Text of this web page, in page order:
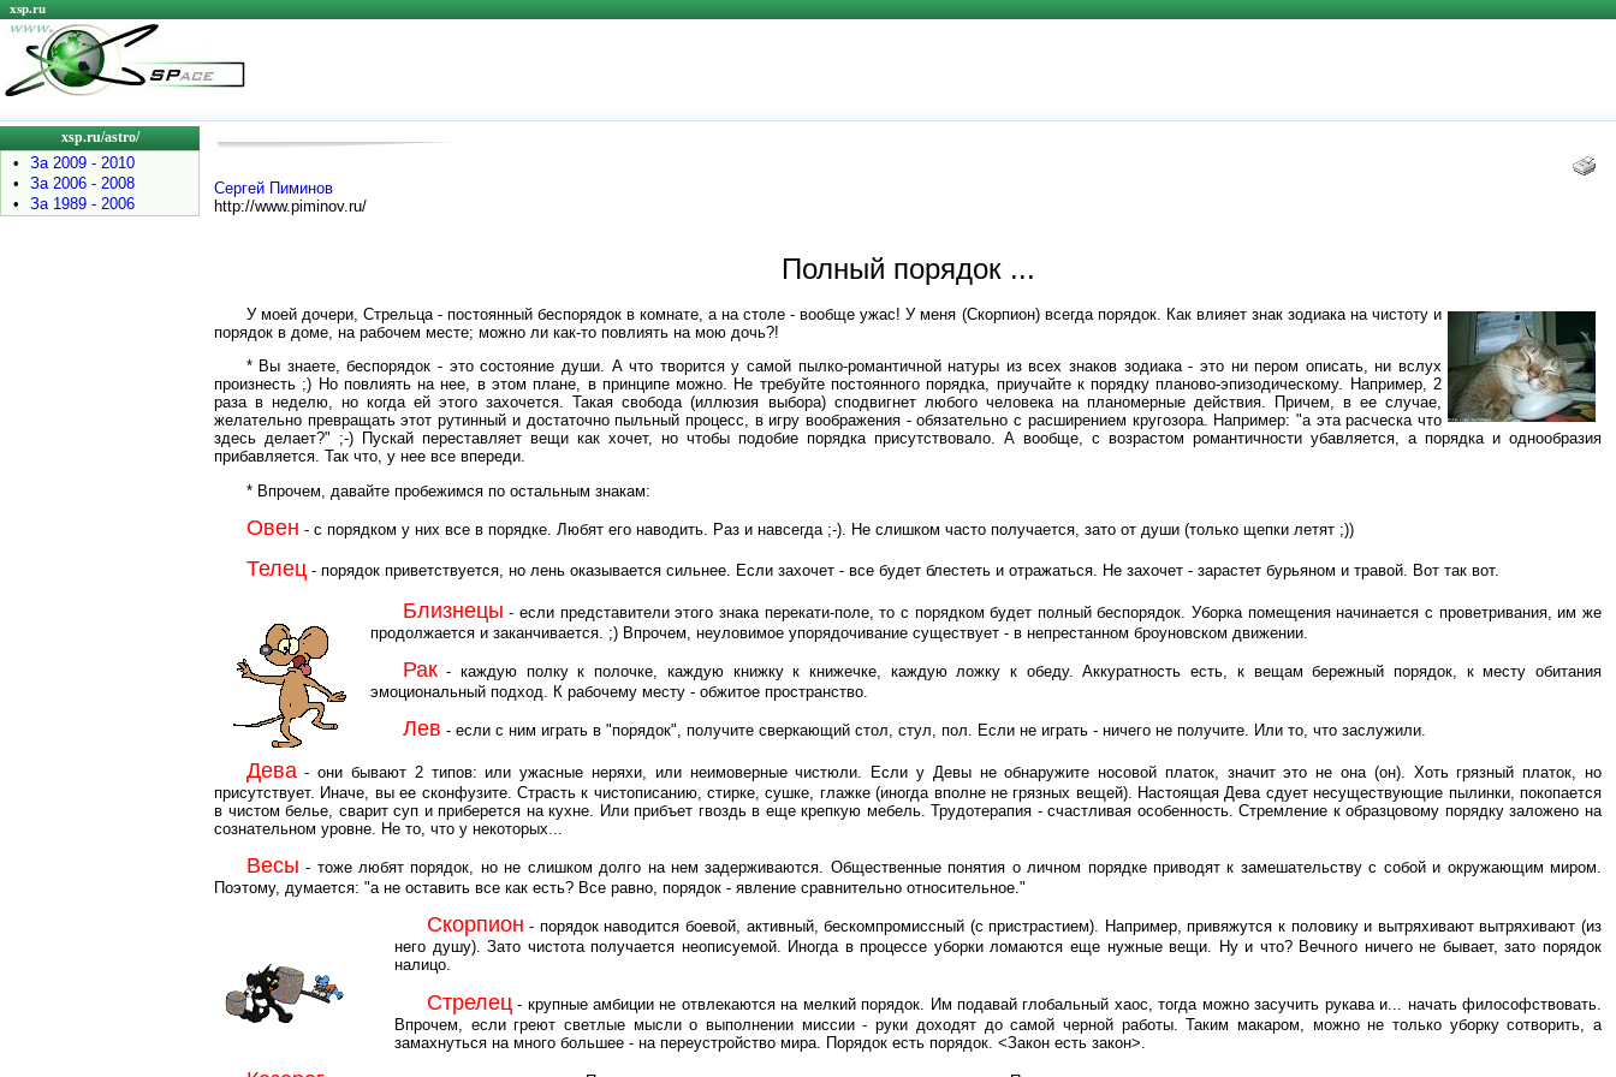
xsp.ru
xsp.ru/astro/
•
За 2009 - 2010
•
За 2006 - 2008
•
За 1989 - 2006
Сергей Пиминов
http://www.piminov.ru/
Полный порядок ...
У моей дочери, Стрельца - постоянный беспорядок в комнате, а на столе - вообще ужас! У меня (Скорпион) всегда порядок. Как влияет знак зодиака на чистоту и
порядок в доме, на рабочем месте; можно ли как-то повлиять на мою дочь?!
* Вы знаете, беспорядок - это состояние души. А что творится у самой пылко-романтичной натуры из всех знаков зодиака - это ни пером описать, ни вслух
произнесть ;) Но повлиять на нее, в этом плане, в принципе можно. Не требуйте постоянного порядка, приучайте к порядку планово-эпизодическому. Например, 2
раза в неделю, но когда ей этого захочется. Такая свобода (иллюзия выбора) сподвигнет любого человека на планомерные действия. Причем, в ее случае,
желательно превращать этот рутинный и достаточно пыльный процесс, в игру воображения - обязательно с расширением кругозора. Например: "а эта расческа что
здесь делает?" ;-) Пускай переставляет вещи как хочет, но чтобы подобие порядка присутствовало. А вообще, с возрастом романтичности убавляется, а порядка и однообразия
прибавляется. Так что, у нее все впереди.
* Впрочем, давайте пробежимся по остальным знакам:
Овен - c порядком у них все в порядке. Любят его наводить. Раз и навсегда ;-). Не слишком часто получается, зато от души (только щепки летят ;))
Телец- порядок приветствуется, но лень оказывается сильнее. Если захочет - все будет блестеть и отражаться. Не захочет - зарастет бурьяном и травой. Вот так вот.
Близнецы - если представители этого знака перекати-поле, то с порядком будет полный беспорядок. Уборка помещения начинается с проветривания, им же
продолжается и заканчивается. ;) Впрочем, неуловимое упорядочивание существует - в непрестанном броуновском движении.
Рак- каждую полку к полочке, каждую книжку к книжечке, каждую ложку к обеду. Аккуратность есть, к вещам бережный порядок, к месту обитания
эмоциональный подход. К рабочему месту - обжитое пространство.
Лев - если с ним играть в "порядок", получите сверкающий стол, стул, пол. Если не играть - ничего не получите. Или то, что заслужили.
Дева- они бывают 2 типов: или ужасные неряхи, или неимоверные чистюли. Если у Девы не обнаружите носовой платок, значит это не она (он). Хоть грязный платок, но
присутствует. Иначе, вы ее сконфузите. Страсть к чистописанию, стирке, сушке, глажке (иногда вполне не грязных вещей). Настоящая Дева сдует несуществующие пылинки, покопается
в чистом белье, сварит суп и приберется на кухне. Или прибъет гвоздь в еще крепкую мебель. Трудотерапия - счастливая особенность. Стремление к образцовому порядку заложено на
сознательном уровне. Не то, что у некоторых...
Весы - тоже любят порядок, но не слишком долго на нем задерживаются. Общественные понятия о личном порядке приводят к замешательству с собой и окружающим миром.
Поэтому, думается: "а не оставить все как есть? Все равно, порядок - явление сравнительно относительное."
Скорпион - порядок наводится боевой, активный, бескомпромиссный (с пристрастием). Например, привяжутся к половику и вытряхивают вытряхивают (из
него душу). Зато чистота получается неописуемой. Иногда в процессе уборки ломаются еще нужные вещи. Ну и что? Вечного ничего не бывает, зато порядок
налицо.
Стрелец- крупные амбиции не отвлекаются на мелкий порядок. Им подавай глобальный хаос, тогда можно засучить рукава и... начать философствовать.
Впрочем, если греют светлые мысли о выполнении миссии - руки доходят до самой черной работы. Таким макаром, можно не только уборку сотворить, а
замахнуться на много большее - на переустройство мира. Порядок есть порядок. <Закон есть закон>.